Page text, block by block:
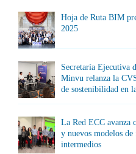
Hoja de Ruta BIM
2025
Secretaría Ejecutiva
Minvu relanza la
de sostenibilidad en
La Red ECC avanza
y nuevos modelos
intermedios